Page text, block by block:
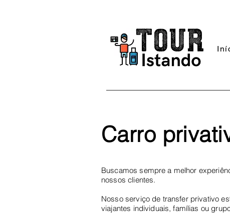
Carro
Buscamos sempre a melhor
nossos clientes.
Nosso serviço de transfer privativo
viajantes individuais, famílias ou